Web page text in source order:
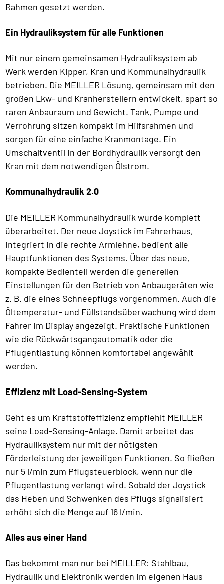
Rahmen gesetzt werden.
Ein Hydrauliksystem für alle Funktionen
Mit nur einem gemeinsamen Hydrauliksystem ab
Werk werden Kipper, Kran und Kommunalhydraulik
betrieben. Die MEILLER Lösung, gemeinsam mit den
großen Lkw- und Kranherstellern entwickelt, spart so
raren Anbauraum und Gewicht. Tank, Pumpe und
Verrohrung sitzen kompakt im Hilfsrahmen und
sorgen für eine einfache Kranmontage. Ein
Umschaltventil in der Bordhydraulik versorgt den
Kran mit dem notwendigen Ölstrom.
Kommunalhydraulik 2.0
Die MEILLER Kommunalhydraulik wurde komplett
überarbeitet. Der neue Joystick im Fahrerhaus,
integriert in die rechte Armlehne, bedient alle
Hauptfunktionen des Systems. Über das neue,
kompakte Bedienteil werden die generellen
Einstellungen für den Betrieb von Anbaugeräten wie
z. B. die eines Schneepflugs vorgenommen. Auch die
Öltemperatur- und Füllstandsüberwachung wird dem
Fahrer im Display angezeigt. Praktische Funktionen
wie die Rückwärtsgangautomatik oder die
Pflugentlastung können komfortabel angewählt
werden.
Effizienz mit Load-Sensing-System
Geht es um Kraftstoffeffizienz empfiehlt MEILLER
seine Load-Sensing-Anlage. Damit arbeitet das
Hydrauliksystem nur mit der nötigsten
Förderleistung der jeweiligen Funktionen. So fließen
nur 5 l/min zum Pflugsteuerblock, wenn nur die
Pflugentlastung verlangt wird. Sobald der Joystick
das Heben und Schwenken des Pflugs signalisiert
erhöht sich die Menge auf 16 l/min.
Alles aus einer Hand
Das bekommt man nur bei MEILLER: Stahlbau,
Hydraulik und Elektronik werden im eigenen Haus